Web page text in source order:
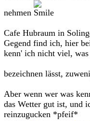
nehmen
Cafe Hubraum in
Gegend find ich, hier
kenn' ich nicht viel, was
bezeichnen lässt,
Aber wenn wer was
das Wetter gut ist, und
reinzugucken *pfeif*